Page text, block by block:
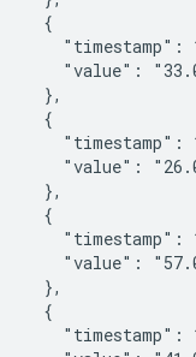
{
"timestamp":
"value":
},
{
"timestamp":
"value":
},
{
"timestamp":
"value":
},
{
"timestamp":